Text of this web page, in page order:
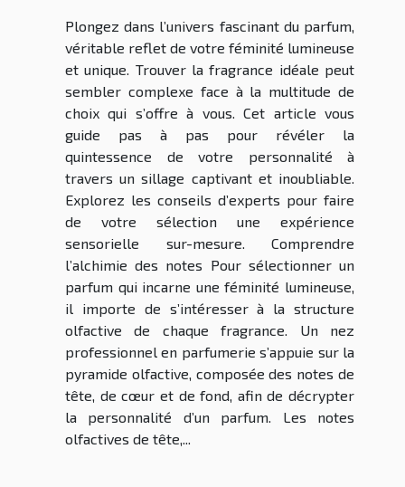
Plongez dans l’univers fascinant du parfum,
véritable reflet de votre féminité lumineuse
et unique. Trouver la fragrance idéale peut
sembler complexe face à la multitude de
choix qui s’offre à vous. Cet article vous
guide pas à pas pour révéler la
quintessence de votre personnalité à
travers un sillage captivant et inoubliable.
Explorez les conseils d’experts pour faire
de votre sélection une expérience
sensorielle sur-mesure. Comprendre
l’alchimie des notes Pour sélectionner un
parfum qui incarne une féminité lumineuse,
il importe de s’intéresser à la structure
olfactive de chaque fragrance. Un nez
professionnel en parfumerie s’appuie sur la
pyramide olfactive, composée des notes de
tête, de cœur et de fond, afin de décrypter
la personnalité d’un parfum. Les notes
olfactives de tête,...